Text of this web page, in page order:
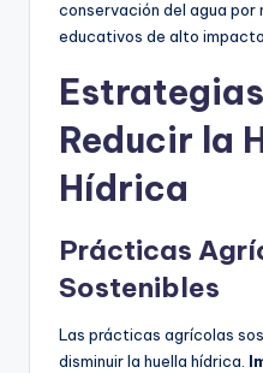
conservación del agua por
educativos de alto impacto
Reducir la
Hídrica
Prácticas
Sostenibles
Las prácticas agrícolas
disminuir la huella hídrica.